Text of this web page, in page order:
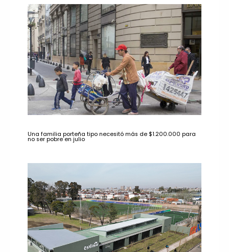
Una familia porteña tipo necesitó más de $1.200.000 para
no ser pobre en julio